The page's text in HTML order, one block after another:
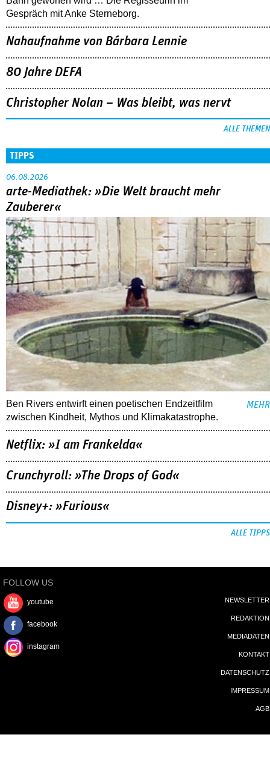
Gespräch mit Anke Sterneborg.
Nahaufnahme von Bárbara Lennie
80 Jahre DEFA
Christopher Nolan – Was bleibt, was nervt
ALLE THEMEN
TIPPS
06.08.2026
arte-Mediathek: »Die Welt braucht mehr
Zauberer«
Ben Rivers entwirft einen poetischen Endzeitfilm
zwischen Kindheit, Mythos und Klimakatastrophe.
MEHR
Netflix: »I am Frankelda«
Crunchyroll: »The Drops of God«
Disney+: »Furious«
ALLE TIPPS
FOLLOW US
youtube
facebook
instagram
NEWSLETTER
REDAKTION
MEDIADATEN
KONTAKT
DATENSCHUTZ
IMPRESSUM
AGB